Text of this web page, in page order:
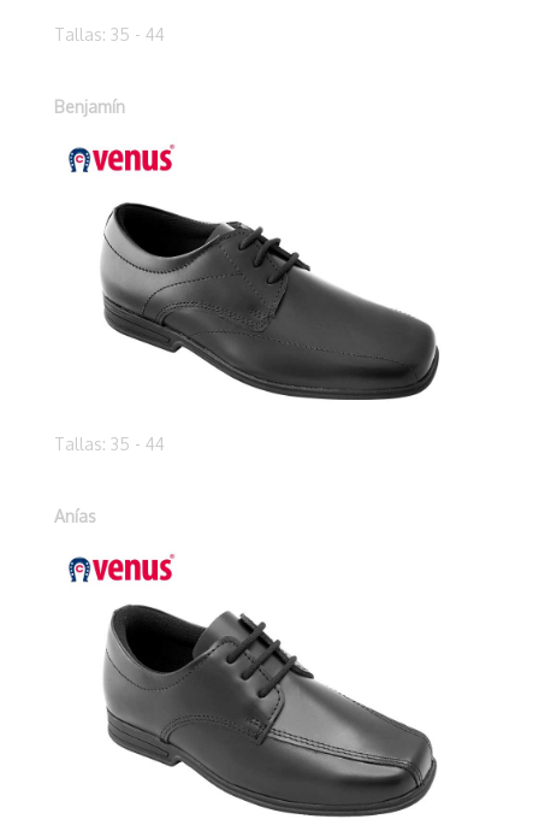
Tallas: 35 - 44
Benjamín
Tallas: 35 - 44
Anías